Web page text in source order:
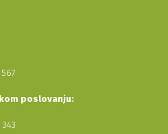
poslovanju: